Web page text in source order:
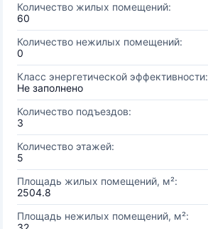
Количество жилых помещений:
60
Количество нежилых помещений:
0
Класс энергетической эффективности:
Не заполнено
Количество подъездов:
3
Количество этажей:
5
Площадь жилых помещений, м²:
2504.8
Площадь нежилых помещений, м²: